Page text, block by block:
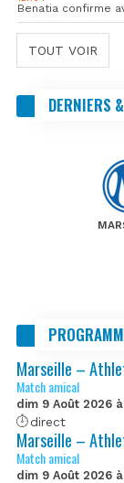
Benatia confirme
TOUT VOIR
DERNIERS
Marseille –
Match amical
dim 9 Août 2026
direct
Marseille –
Match amical
dim 9 Août 2026